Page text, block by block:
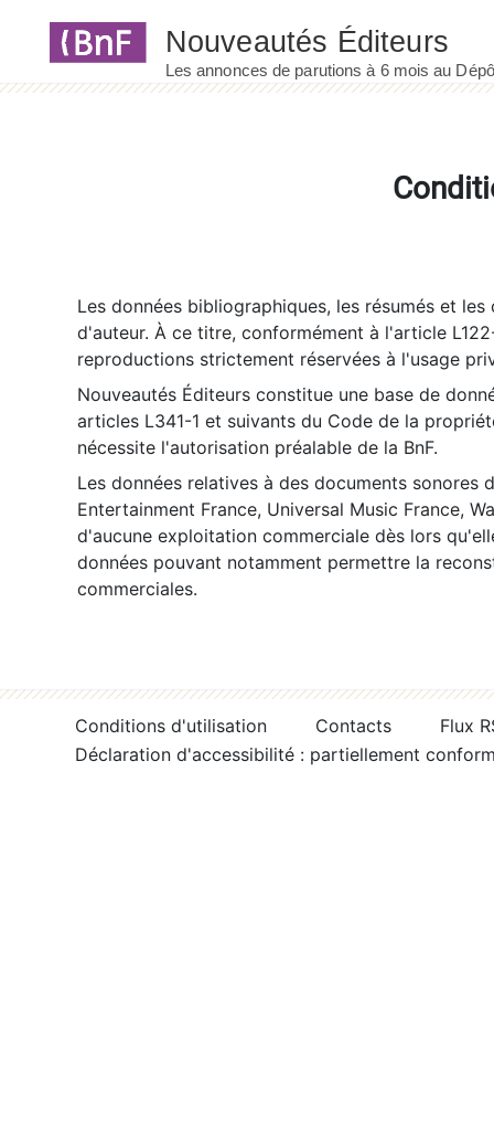
Les données bibliographiques, les résumés et
d'auteur. À ce titre, conformément à l'article
reproductions strictement réservées à l'usage
Nouveautés Éditeurs constitue une base de
articles L341-1 et suivants du Code de la
nécessite l'autorisation préalable de la BnF.
Les données relatives à des documents sonores
Entertainment France, Universal Music France,
d'aucune exploitation commerciale dès lors
données pouvant notamment permettre la
commerciales.
Conditions d'utilisation Contacts
Flux
Déclaration d'accessibilité : partiellement